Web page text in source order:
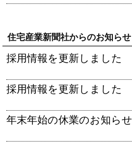
住宅産業新聞社からのお知らせ
採用情報を更新しました
採用情報を更新しました
年末年始の休業のお知らせ